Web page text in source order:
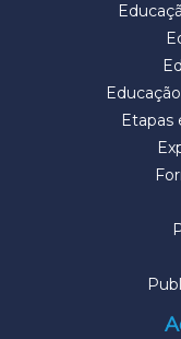
Etapas